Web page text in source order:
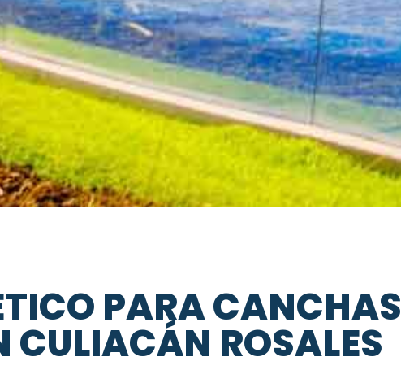
PARA CANCHAS
CULIACÁN ROSALES